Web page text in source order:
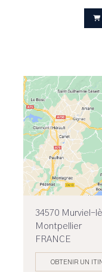
34570 Murviel-
Montpellier
FRANCE
OBTENIR UN